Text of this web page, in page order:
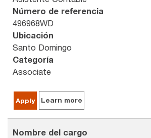
Número de referencia
496968WD
Ubicación
Santo Domingo
Categoría
Associate
Apply Learn more
Nombre del cargo